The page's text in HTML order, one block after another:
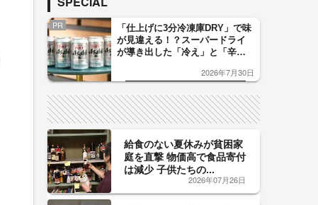
PR
「仕上げに3分冷凍庫DRY」で味
が見違える！？スーパードライ
が導き出した「冷え」と「辛
した「辛口カーブ」が飲み頃の
2026年7月30日
給食のない夏休みが貧困家
庭を直撃 物価高で食品寄付
は減少 子供たちの...
2026年07月26日